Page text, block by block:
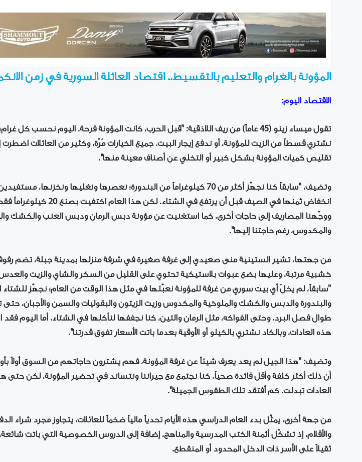
المؤونة بالغرام والتعليم بالتقسيط.. اقتصاد العائلة السورية في زمن
الاقتصاد اليوم:
تقول ميساء زينو (45 عاماً) من ريف اللاذقية: "قبل الحرب، كانت المؤونة فرحة. اليوم نحسب كل
نشتري قسطاً من الزيت للمؤونة، أو ندفع إيجار البيت. جميع الخيارات مُرّة، وكثير من العائلات اضطرت
تقليص كميات المؤونة بشكل كبير أو التخلي عن أصناف معينة منها".
وتضيف، "سابقاً كنا نجهّز أكثر من 70 كيلوغراماً من البندورة؛ نعصرها ونغليها ونخزنها،
انخفاض ثمنها في الصيف قبل أن يرتفع في الشتاء. لكن هذا العام اكتفيت بصنع 20
ووجّهنا المصاريف إلى حاجات أخرى. كما استغنيت عن مؤونة دبس الرمان ودبس العنب والكشك
والمكدوس، رغم حاجتنا إليها".
من جهتها، تشير الستينية منى صعيدي إلى غرفة صغيرة في شرفة منزلها بمدينة جبلة، تضم
خشبية مرتبة، وعليها بضع عبوات بلاستيكية تحتوي على القليل من السكر والشاي والزيت
"سابقاً، لم يخلُ أي بيت سوري من غرفة للمؤونة نعبّئها في مثل هذا الوقت من العام؛ نجهّز
والبندورة والدبس والكشك والملوخية والمكدوس وزيت الزيتون والبقوليات والسمن والأجبان، حتى
طوال فصل البرد. وحتى الفواكه، مثل الرمان والتين، كنا نجففها لنأكلها في الشتاء. أما اليوم
هذه العادات، وبالكاد نشتري بالكيلو أو الأوقية بعدما باتت الأسعار تفوق قدرتنا".
وتضيف: "هذا الجيل لم يعد يعرف شيئاً عن غرفة المؤونة، فهم يشترون حاجاتهم من السوق أولاً
أن ذلك أكثر كلفة وأقل فائدة صحياً. كنا نجتمع مع جيراننا ونتساند في تحضير المؤونة، لكن حتى
العادات تبدلت. كم أفتقد تلك الطقوس الجميلة".
من جهة أخرى، يمثّل بدء العام الدراسي هذه الأيام تحدياً مالياً ضخماً للعائلات، يتجاوز مجرد شراء
والأقلام، إذ تشكّل أثمنة الكتب المدرسية والمناهج، إضافة إلى الدروس الخصوصية التي باتت
ثقيلاً على الأسر ذات الدخل المحدود أو المنقطع.